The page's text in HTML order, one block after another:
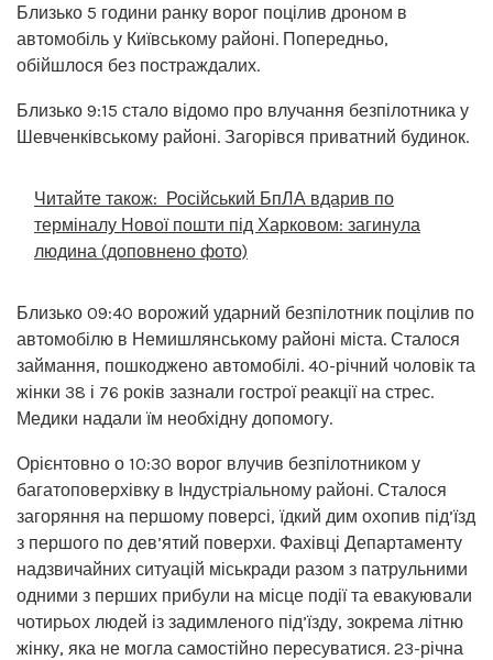
Близько 5 години ранку ворог поцілив дроном в
автомобіль у Київському районі. Попередньо,
обійшлося без постраждалих.
Близько 9:15 стало відомо про влучання безпілотника у
Шевченківському районі. Загорівся приватний будинок.
Читайте також: Російський БпЛА вдарив по
терміналу Нової пошти під Харковом: загинула
людина (доповнено фото)
Близько 09:40 ворожий ударний безпілотник поцілив по
автомобілю в Немишлянському районі міста. Сталося
займання, пошкоджено автомобілі. 40-річний чоловік та
жінки 38 і 76 років зазнали гострої реакції на стрес.
Медики надали їм необхідну допомогу.
Орієнтовно о 10:30 ворог влучив безпілотником у
багатоповерхівку в Індустріальному районі. Сталося
загоряння на першому поверсі, їдкий дим охопив під’їзд
з першого по дев’ятий поверхи. Фахівці Департаменту
надзвичайних ситуацій міськради разом з патрульними
одними з перших прибули на місце події та евакуювали
чотирьох людей із задимленого під’їзду, зокрема літню
жінку, яка не могла самостійно пересуватися. 23-річна